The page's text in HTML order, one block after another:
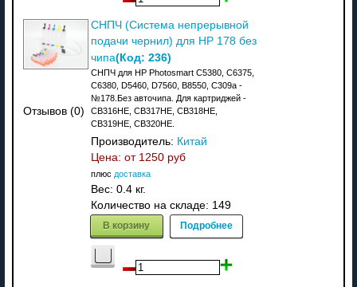
Отзывов (0)
СНПЧ (Система непрерывной
подачи чернил) для HP 178 без
чипа(Код: 236)
СНПЧ для HP Photosmart C5380, C6375,
C6380, D5460, D7560, B8550, C309a -
№178.Без авточипа. Для картриджей -
CB316HE, CB317HE, CB318HE,
CB319HE, CB320HE.
Производитель: Китай
Цена: от 1250 руб
плюс доставка
Вес: 0.4 кг.
Количество на складе: 149
В корзину Подробнее